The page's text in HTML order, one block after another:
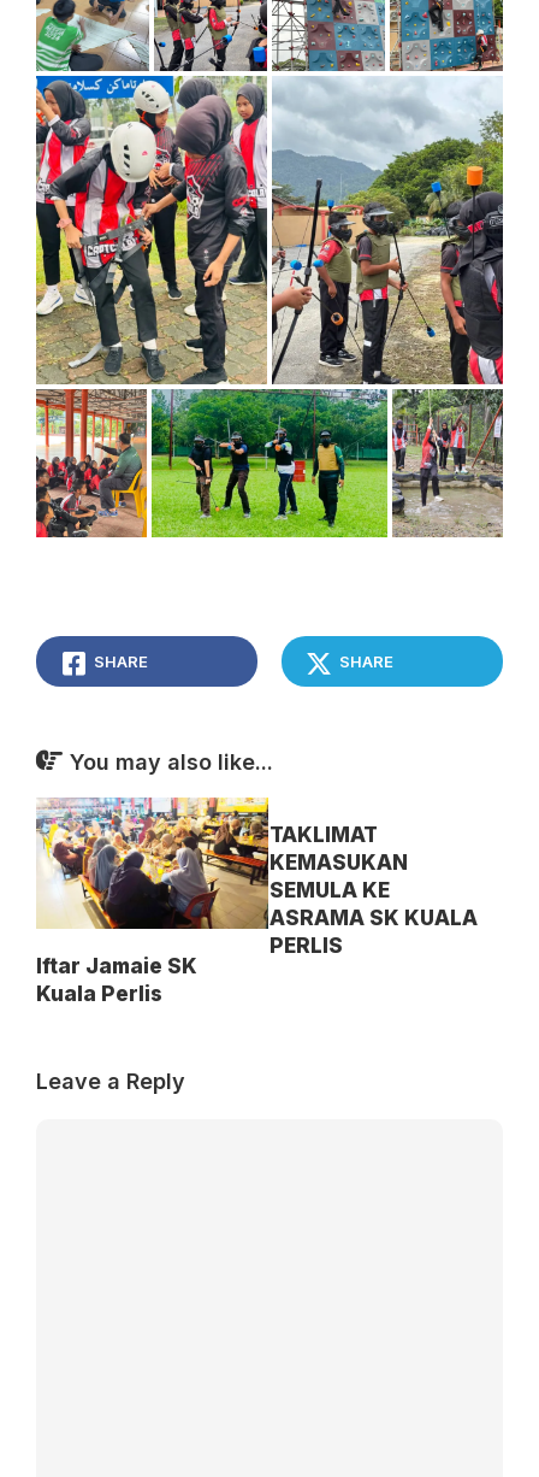
SHARE SHARE
You may also like...
Iftar Jamaie SK
Kuala Perlis
TAKLIMAT
KEMASUKAN
SEMULA KE
ASRAMA SK KUALA
PERLIS
Leave a Reply